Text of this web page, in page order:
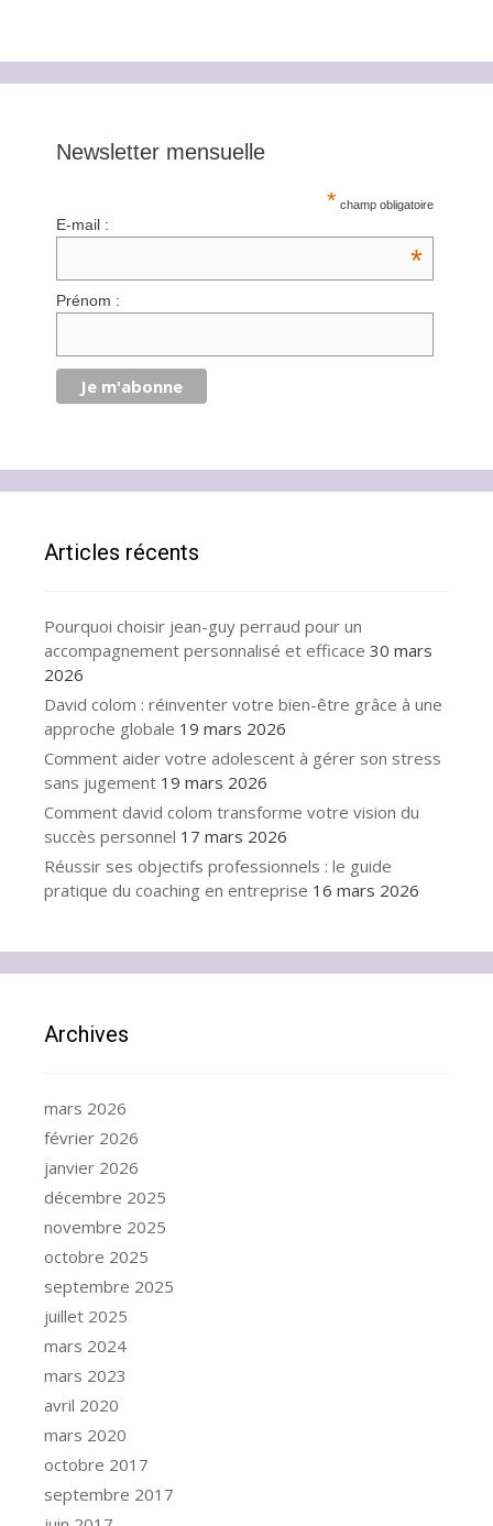
Newsletter mensuelle
* champ obligatoire
E-mail :
*
Prénom :
Articles récents
Pourquoi choisir jean-guy perraud pour un
accompagnement personnalisé et efficace 30 mars
2026
David colom : réinventer votre bien-être grâce à une
approche globale 19 mars 2026
Comment aider votre adolescent à gérer son stress
sans jugement 19 mars 2026
Comment david colom transforme votre vision du
succès personnel 17 mars 2026
Réussir ses objectifs professionnels : le guide
pratique du coaching en entreprise 16 mars 2026
Archives
mars 2026
février 2026
janvier 2026
décembre 2025
novembre 2025
octobre 2025
septembre 2025
juillet 2025
mars 2024
mars 2023
avril 2020
mars 2020
octobre 2017
septembre 2017